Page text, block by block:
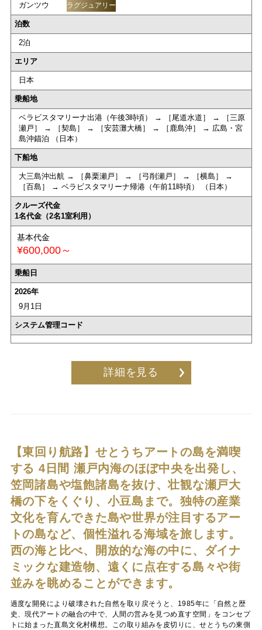
ガンツウ ラグジュアリー
泊数
2泊
エリア
日本
乗船地
ベラビスタマリーナ出港（午後3時頃） → ［尾道水道］ → ［三原
瀬戸］ → ［契島］ → ［安芸灘大橋］ → ［鹿島沖］ → 広島・宮
島沖錨泊 （日本）
下船地
大三島沖出航 → ［鼻栗瀬戸］ → ［弓削瀬戸］ → ［横島］ →
［百島］ → ベラビスタマリーナ帰港（午前11時頃） （日本）
クルーズ代金
1名代金（2名1室利用）
基本代金
¥600,000～
乗船日
2026年
9月1日
システム管理コード
詳細を見る
【東回り航路】せとうちアートの島を満喫
する 4日間 瀬戸内海のほぼ中央を出発し、
笠岡諸島や塩飽諸島を抜け、壮観な瀬戸大
橋の下をくぐり、小豆島まで。独特の産業
文化を育んできた島や世界が注目するアー
トの島など、個性溢れる海域を旅します。
西の海と比べ、開放的な海の中に、ダイナ
ミックな建造物、遠くに点在する島々や街
並みを眺めることができます。
過度な開発により破壊された自然を取り戻そうと、1985年に「自然と歴
史、現代アートの融合の中で、人間の営みを見つめ直す空間」をコンセプ
トに始まった直島文化村構想。この取り組みを皮切りに、せとうちの東側